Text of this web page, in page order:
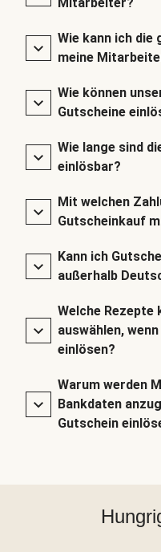
Wie kann ich die
meine
Wie können
Gutscheine
Wie lange sind
einlösbar?
Mit welchen
Gutscheinkauf
Kann ich
außerhalb
Welche
auswählen,
einlösen?
Warum werden
Bankdaten
Gutschein